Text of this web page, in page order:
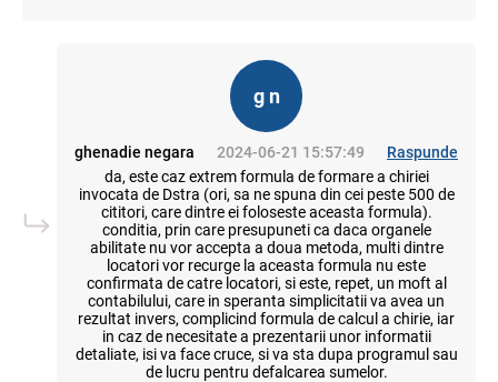
g n
ghenadie negara 2024-06-21 15:57:49
Raspunde
da, este caz extrem formula de formare a chiriei
invocata de Dstra (ori, sa ne spuna din cei peste 500 de
cititori, care dintre ei foloseste aceasta formula).
conditia, prin care presupuneti ca daca organele
abilitate nu vor accepta a doua metoda, multi dintre
locatori vor recurge la aceasta formula nu este
confirmata de catre locatori, si este, repet, un moft al
contabilului, care in speranta simplicitatii va avea un
rezultat invers, complicind formula de calcul a chirie, iar
in caz de necesitate a prezentarii unor informatii
detaliate, isi va face cruce, si va sta dupa programul sau
de lucru pentru defalcarea sumelor.